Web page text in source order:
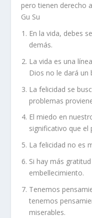
pero tienen derecho
Gu Su
En la vida, debes
demás.
La vida es una
Dios no le dará un
La felicidad se
problemas
El miedo en
significativo que el
La felicidad no es
Si hay más
embellecimiento.
Tenemos
tenemos
miserables.